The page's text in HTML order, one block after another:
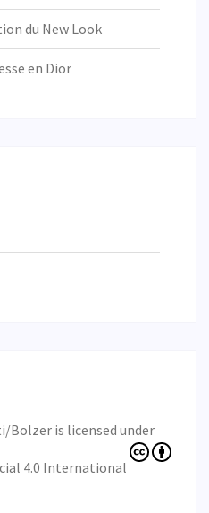
du New Look
en Dior
Bolzer is licensed under
4.0 International